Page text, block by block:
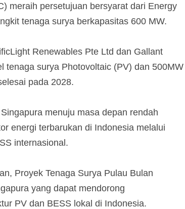
meraih persetujuan bersyarat dari Energy
tenaga surya berkapasitas 600 MW.
Renewables Pte Ltd dan Gallant
tenaga surya Photovoltaic (PV) dan 500MW
pada 2028.
menuju masa depan rendah
energi terbarukan di Indonesia melalui
internasional.
Proyek Tenaga Surya Pulau Bulan
yang dapat mendorong
PV dan BESS lokal di Indonesia.